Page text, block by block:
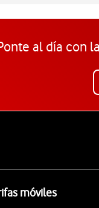
al día con
móviles